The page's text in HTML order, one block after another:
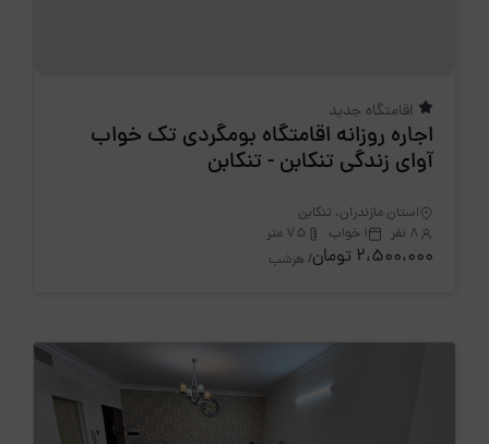
اقامتگاه جدید
اجاره روزانه اقامتگاه بومگردی تک خواب
آوای زندگی تنکابن - تنکابن
استان مازندران، تنکابن
8 نفر
1 خواب 75 متر
2،500،000 تومان / هرشب